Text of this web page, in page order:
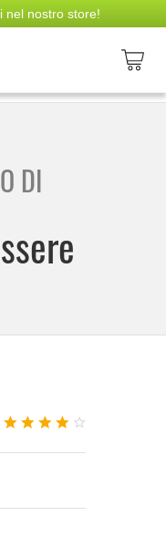
nel nostro store!
DI